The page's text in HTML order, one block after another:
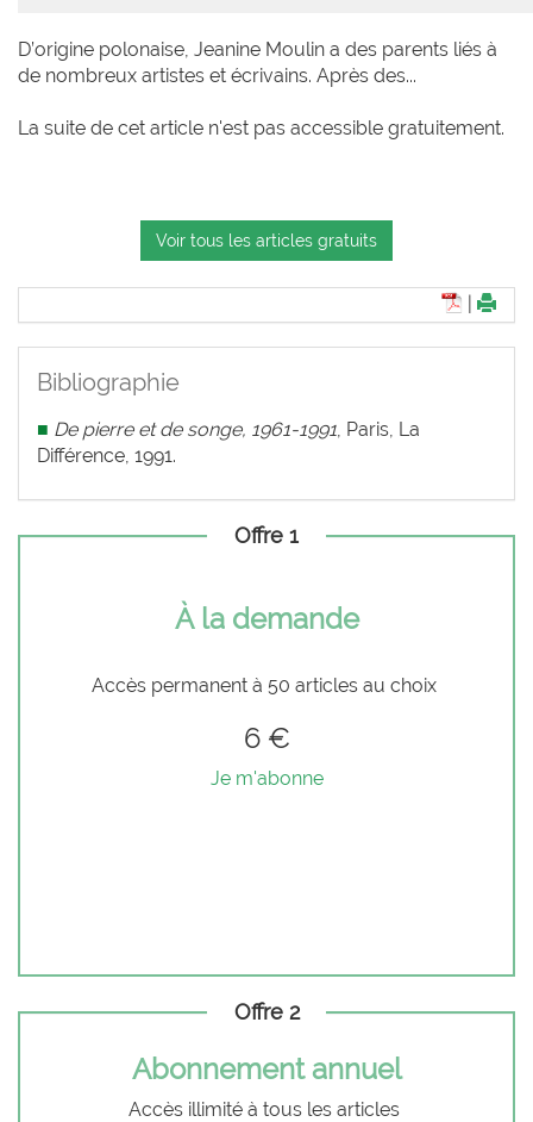
D’origine polonaise, Jeanine Moulin a des parents liés à
de nombreux artistes et écrivains. Après des...
La suite de cet article n'est pas accessible gratuitement.
Voir tous les articles gratuits
Bibliographie
■ De pierre et de songe, 1961-1991, Paris, La
Différence, 1991.
Offre 1
À la demande
Accès permanent à 50 articles au choix
6 €
Je m'abonne
Offre 2
Abonnement annuel
Accès illimité à tous les articles